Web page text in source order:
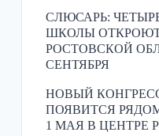
СЛЮСАРЬ:
ШКОЛЫ
РОСТОВСКОЙ
СЕНТЯБРЯ
НОВЫЙ
ПОЯВИТСЯ
1 МАЯ В ЦЕНТРЕ